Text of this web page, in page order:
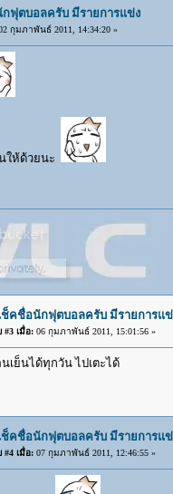
กฟุตบอลครับ มีรายการแข่ง
กุมภาพันธ์ 2011, 14:34:20 »
ให้ด้วยนะ
ช็คชื่อนักฟุตบอลครับ มีรายการแ
#3 เมื่อ:06 กุมภาพันธ์ 2011, 15:01:56 »
เย็นได้ทุกวัน ไปเตะได้
ช็คชื่อนักฟุตบอลครับ มีรายการแ
#4 เมื่อ:07 กุมภาพันธ์ 2011, 12:46:55 »